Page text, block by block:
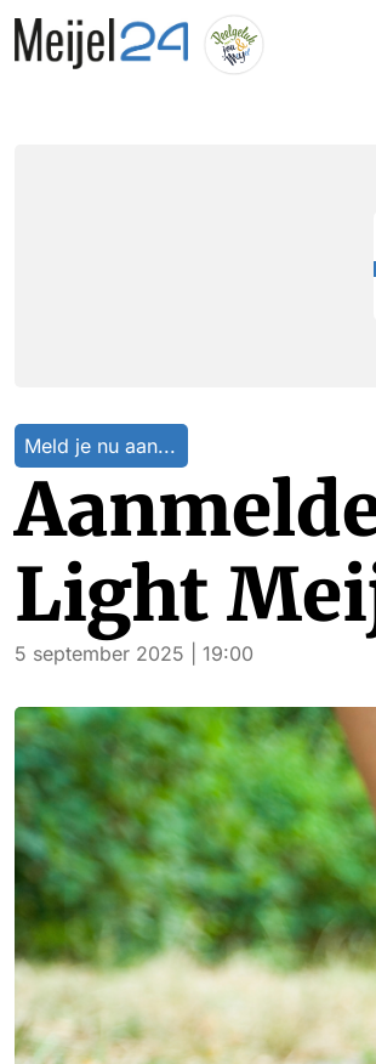
Meld je nu aan...
Light
5 september 2025 | 19:00